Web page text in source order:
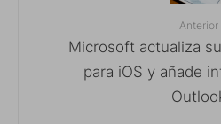
Anterior
Microsoft actualiza
para iOS y añade